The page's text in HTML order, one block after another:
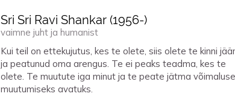
Sri Sri Ravi Shankar (1956-)
vaimne juht ja humanist
Kui teil on ettekujutus, kes te olete, siis olete te kinni
ja peatunud oma arengus. Te ei peaks teadma, kes te
olete. Te muutute iga minut ja te peate jätma võimaluse
muutumiseks avatuks.